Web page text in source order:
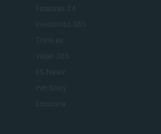
Finanzas 24
Investindo 365
Think.es
Viajar 365
ES Newz
Pet Story
Encocina